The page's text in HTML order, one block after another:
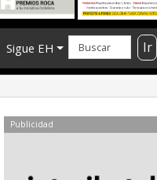
Sigue EH Ir
Publicidad